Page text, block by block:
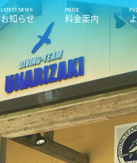
お知らせ 料金案内